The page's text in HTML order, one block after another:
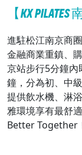
【KX PILATES
進駐松江南京商
金融商業重鎮、
京站步行5分鐘內
鐘，分為初、中
提供飲水機、淋
雅環境享有最舒
Better Together